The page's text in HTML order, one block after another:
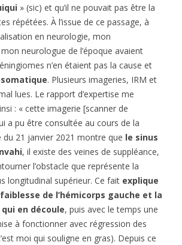
» (sic) et qu’il ne pouvait pas être la
répétées. À l’issue de ce passage, à
en neurologie, mon
neurologue de l’époque avaient
n’en étaient pas la cause et
. Plusieurs imageries, IRM et
lues. Le rapport d’expertise me
: « cette imagerie [scanner de
a pu être consultée au cours de la
du 21 janvier 2021 montre que le sinus
, il existe des veines de suppléance,
l’obstacle que représente la
longitudinal supérieur. Ce fait explique
de l’hémicorps gauche et la
en découle, puis avec le temps une
à fonctionner avec régression des
moi qui souligne en gras). Depuis ce